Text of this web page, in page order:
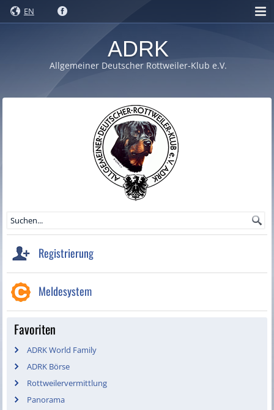
EN
ADRK
Allgemeiner Deutscher Rottweiler-Klub e.V.
Registrierung
Meldesystem
Favoriten
ADRK World Family
ADRK Börse
Rottweilervermittlung
Panorama